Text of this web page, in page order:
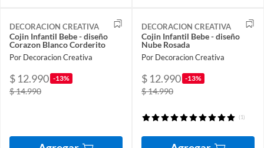
DECORACION CREATIVA
Cojin Infantil Bebe - diseño
Corazon Blanco Corderito
Por Decoracion Creativa
$ 12.990 -13%
$ 14.990
DECORACION CREATIVA
Cojin Infantil Bebe - diseño
Nube Rosada
Por Decoracion Creativa
$ 12.990 -13%
$ 14.990
(1)